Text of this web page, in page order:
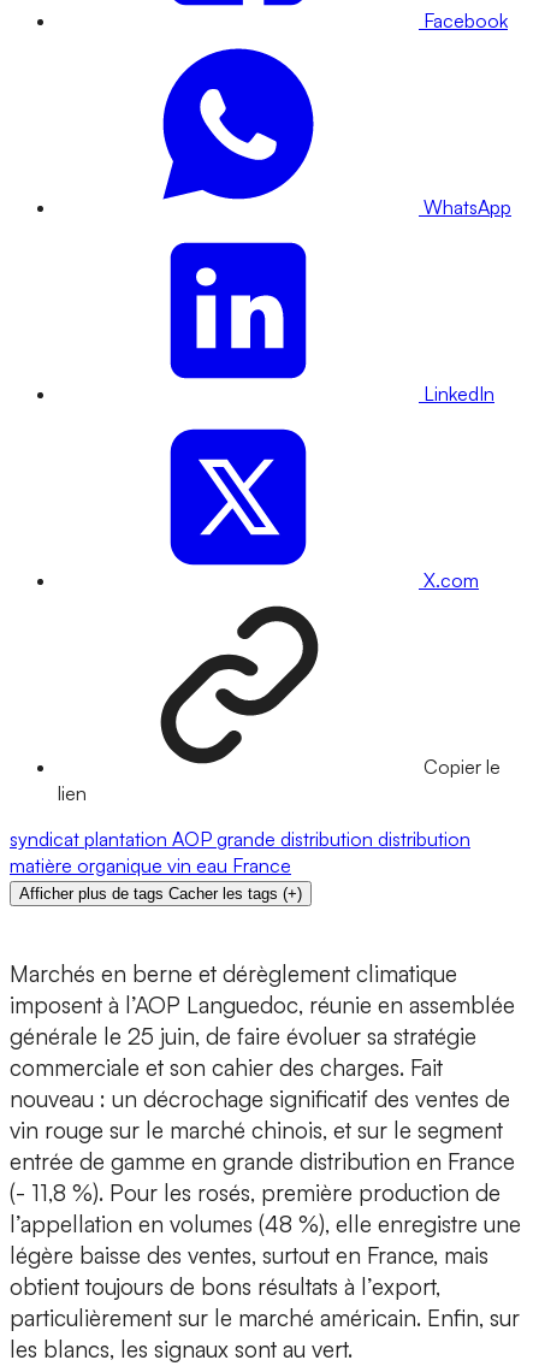
Facebook
WhatsApp
LinkedIn
X.com
Copier le
lien
syndicat plantation AOP grande distribution distribution
matière organique vin eau France
Afficher plus de tags Cacher les tags (+)
Marchés en berne et dérèglement climatique
imposent à l’AOP Languedoc, réunie en assemblée
générale le 25 juin, de faire évoluer sa stratégie
commerciale et son cahier des charges. Fait
nouveau : un décrochage significatif des ventes de
vin rouge sur le marché chinois, et sur le segment
entrée de gamme en grande distribution en France
(- 11,8 %). Pour les rosés, première production de
l’appellation en volumes (48 %), elle enregistre une
légère baisse des ventes, surtout en France, mais
obtient toujours de bons résultats à l’export,
particulièrement sur le marché américain. Enfin, sur
les blancs, les signaux sont au vert.